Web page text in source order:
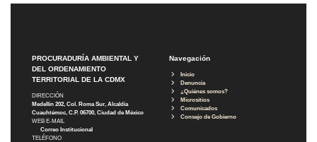
PROCURADURÍA AMBIENTAL Y
DEL ORDENAMIENTO
TERRITORIAL DE LA CDMX
DIRECCIÓN
Medellín 202, Col. Roma Sur, Alcaldía
Cuauhtémoc, C.P. 06700, Ciudad de México
WEB E-MAIL
Correo Institucional
TELÉFONO
Navegación
Inicio
Denuncia
¿Quiénes somos?
Micrositios
Comunicados
Consejo de Gobierno